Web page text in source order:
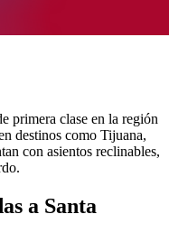
primera clase en la región
destinos como Tijuana,
con asientos reclinables,
a Santa